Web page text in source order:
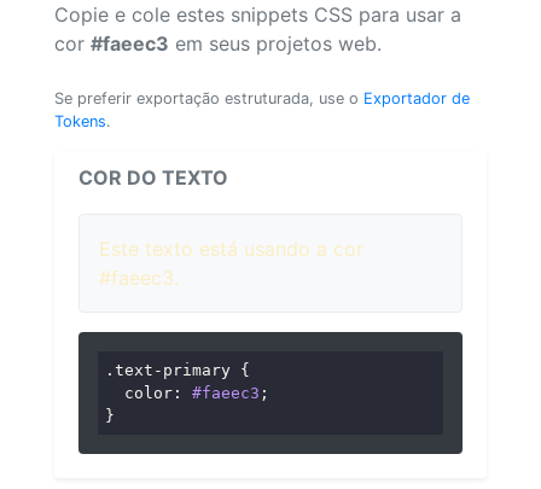
Copie e cole estes snippets CSS para usar a
cor #faeec3 em seus projetos web.
Se preferir exportação estruturada, use o Exportador de
Tokens.
COR DO TEXTO
Este texto está usando a cor
#faeec3.
.text-primary {
color : #faeec3 ;
}